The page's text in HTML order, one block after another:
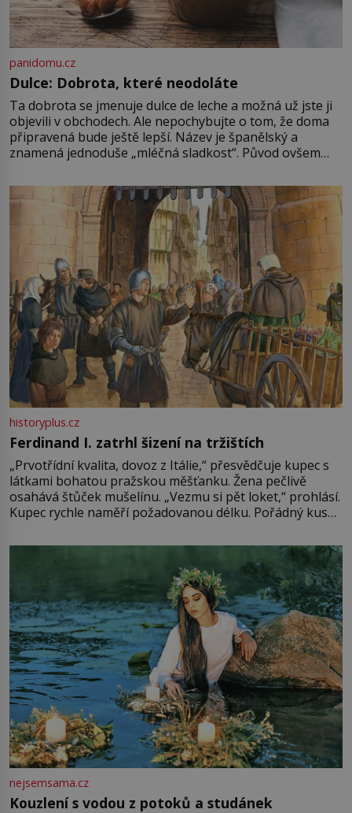
panidomu.cz
Dulce: Dobrota, které neodoláte
Ta dobrota se jmenuje dulce de leche a možná už jste ji
objevili v obchodech. Ale nepochybujte o tom, že doma
připravená bude ještě lepší. Název je španělský a
znamená jednoduše „mléčná sladkost“. Původ ovšem
pře hned několik latinskoamerických zemí a k tomu
Francie, kde se traduje,
historyplus.cz
Ferdinand I. zatrhl šizení na tržištích
„Prvotřídní kvalita, dovoz z Itálie,“ přesvědčuje kupec s
látkami bohatou pražskou měšťanku. Žena pečlivě
osahává štůček mušelínu. „Vezmu si pět loket,“ prohlásí.
Kupec rychle naměří požadovanou délku. Pořádný kus
milostpaní. Stačí jenom na sukni,“ zhodnotí švadlena
množství růžového mušelínu. „Ošidili vás, podívejte.“
nejsemsama.cz
Kouzlení s vodou z potoků a studánek